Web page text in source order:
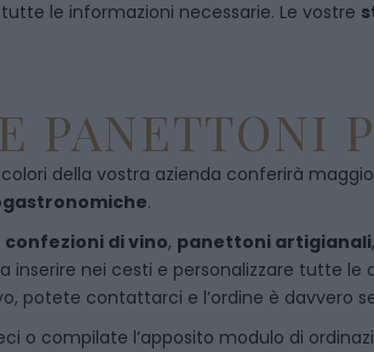
le informazioni necessarie. Le vostre
PANETTONI
della vostra azienda conferirà
.
confezioni di vino, panettoni artigianali,
nei cesti e personalizzare tutte le
potete contattarci e l’ordine è davvero
o compilate l’apposito modulo di